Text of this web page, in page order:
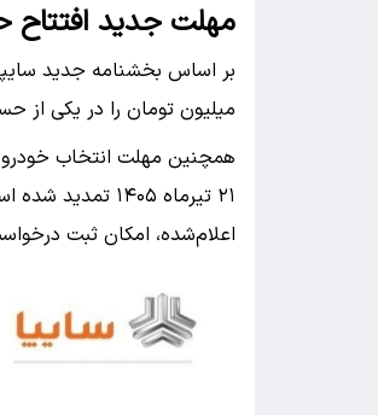
مهلت جدید افتتاح
میلیون تومان را در یکی از
۲۱ تیرماه
اعلام‌شده، امکان ثبت